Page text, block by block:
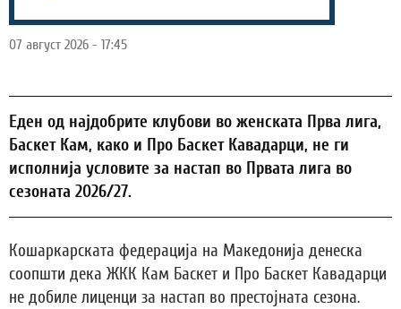
07 август 2026 - 17:45
Еден од најдобрите клубови во женската Прва лига,
Баскет Кам, како и Про Баскет Кавадарци, не ги
исполнија условите за настап во Првата лига во
сезоната 2026/27.
Кошаркарската федерација на Македонија денеска
соопшти дека ЖКК Кам Баскет и Про Баскет Кавадарци
не добиле лиценци за настап во престојната сезона.